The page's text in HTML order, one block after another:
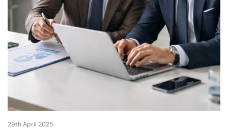
29th April 2025